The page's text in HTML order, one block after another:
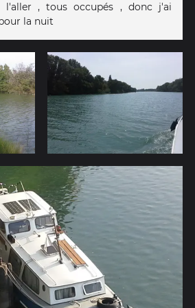
l'aller , tous occupés , donc j'ai
la nuit